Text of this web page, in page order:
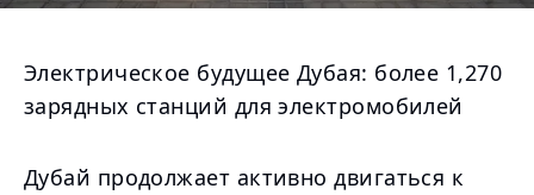
Электрическое будущее Дубая: более 1,270
зарядных станций для электромобилей
Дубай продолжает активно двигаться к